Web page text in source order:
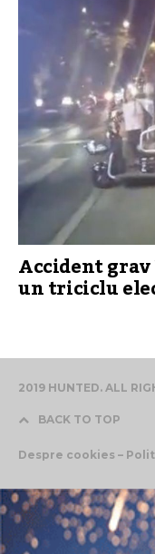
Accident
un triciclu
2019 HUNTED. ALL
BACK TO TOP
Despre cookies –